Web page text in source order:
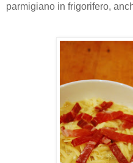
parmigiano in frigorifero,